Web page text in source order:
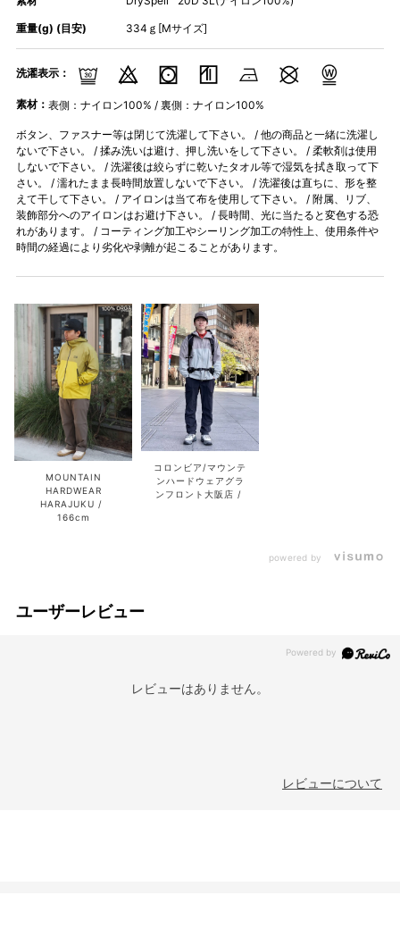
重量(g) (目安) 334ｇ[Mサイズ]
洗濯表示：
素材： 表側：ナイロン100% / 裏側：ナイロン100%
ボタン、ファスナー等は閉じて洗濯して下さい。 / 他の商品と一緒に洗濯し
ないで下さい。 / 揉み洗いは避け、押し洗いをして下さい。 / 柔軟剤は使用
しないで下さい。 / 洗濯後は絞らずに乾いたタオル等で湿気を拭き取って下
さい。 / 濡れたまま長時間放置しないで下さい。 / 洗濯後は直ちに、形を整
えて干して下さい。 / アイロンは当て布を使用して下さい。 / 附属、リブ、
装飾部分へのアイロンはお避け下さい。 / 長時間、光に当たると変色する恐
れがあります。 / コーティング加工やシーリング加工の特性上、使用条件や
時間の経過により劣化や剥離が起こることがあります。
MOUNTAIN
HARDWEAR
HARAJUKU
166cm
コロンビア/マウンテ
ンハードウェアグラ
ンフロント大阪店
powered by
ユーザーレビュー
レビューはありません。
レビューについて